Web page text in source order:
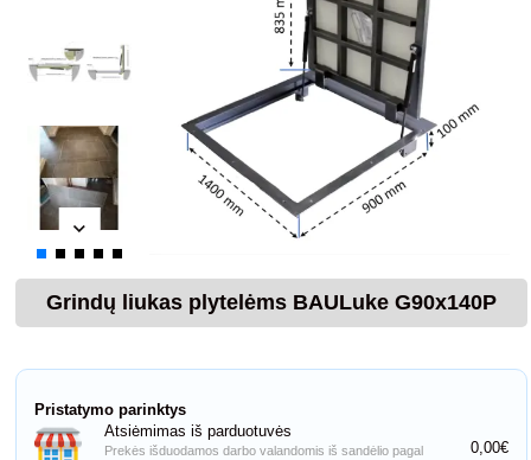
Grindų liukas plytelėms BAULuke G90x140P
Pristatymo parinktys
Atsiėmimas iš parduotuvės
Prekės išduodamos darbo valandomis iš sandėlio pagal
0,00€